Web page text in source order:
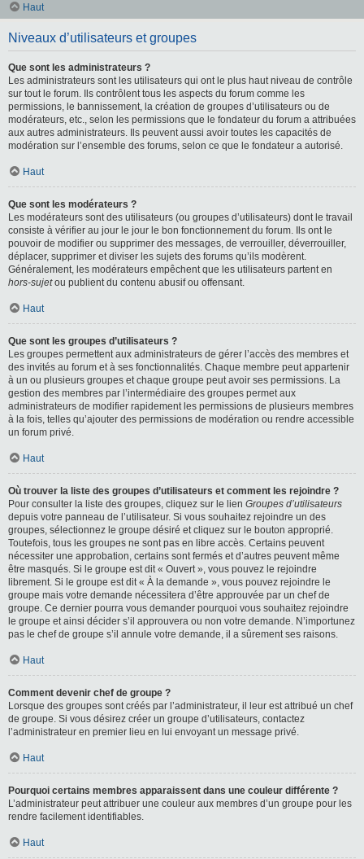
Haut
Niveaux d’utilisateurs et groupes
Que sont les administrateurs ?
Les administrateurs sont les utilisateurs qui ont le plus haut niveau de contrôle
sur tout le forum. Ils contrôlent tous les aspects du forum comme les
permissions, le bannissement, la création de groupes d’utilisateurs ou de
modérateurs, etc., selon les permissions que le fondateur du forum a attribuées
aux autres administrateurs. Ils peuvent aussi avoir toutes les capacités de
modération sur l’ensemble des forums, selon ce que le fondateur a autorisé.
Haut
Que sont les modérateurs ?
Les modérateurs sont des utilisateurs (ou groupes d’utilisateurs) dont le travail
consiste à vérifier au jour le jour le bon fonctionnement du forum. Ils ont le
pouvoir de modifier ou supprimer des messages, de verrouiller, déverrouiller,
déplacer, supprimer et diviser les sujets des forums qu’ils modèrent.
Généralement, les modérateurs empêchent que les utilisateurs partent en
hors-sujetou publient du contenu abusif ou offensant.
Haut
Que sont les groupes d’utilisateurs ?
Les groupes permettent aux administrateurs de gérer l’accès des membres et
des invités au forum et à ses fonctionnalités. Chaque membre peut appartenir
à un ou plusieurs groupes et chaque groupe peut avoir ses permissions. La
gestion des membres par l’intermédiaire des groupes permet aux
administrateurs de modifier rapidement les permissions de plusieurs membres
à la fois, telles qu’ajouter des permissions de modération ou rendre accessible
un forum privé.
Haut
Où trouver la liste des groupes d’utilisateurs et comment les rejoindre ?
Pour consulter la liste des groupes, cliquez sur le lien Groupes d’utilisateurs
depuis votre panneau de l’utilisateur. Si vous souhaitez rejoindre un des
groupes, sélectionnez le groupe désiré et cliquez sur le bouton approprié.
Toutefois, tous les groupes ne sont pas en libre accès. Certains peuvent
nécessiter une approbation, certains sont fermés et d’autres peuvent même
être masqués. Si le groupe est dit « Ouvert », vous pouvez le rejoindre
librement. Si le groupe est dit « À la demande », vous pouvez rejoindre le
groupe mais votre demande nécessitera d’être approuvée par un chef de
groupe. Ce dernier pourra vous demander pourquoi vous souhaitez rejoindre
le groupe et ainsi décider s’il approuvera ou non votre demande. N’importunez
pas le chef de groupe s’il annule votre demande, il a sûrement ses raisons.
Haut
Comment devenir chef de groupe ?
Lorsque des groupes sont créés par l’administrateur, il leur est attribué un chef
de groupe. Si vous désirez créer un groupe d’utilisateurs, contactez
l’administrateur en premier lieu en lui envoyant un message privé.
Haut
Pourquoi certains membres apparaissent dans une couleur différente ?
L’administrateur peut attribuer une couleur aux membres d’un groupe pour les
rendre facilement identifiables.
Haut